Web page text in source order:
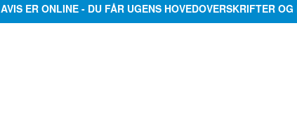
ER ONLINE - DU FÅR UGENS HOVEDOVERSKRIFTER